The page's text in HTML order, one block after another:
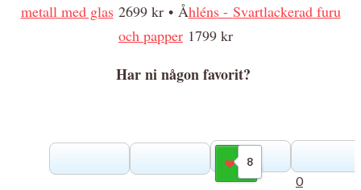
metall med glas2699 kr • Åhléns - Svartlackerad furu
och papper 1799 kr
Har ni någon favorit?
8
Gilla
0